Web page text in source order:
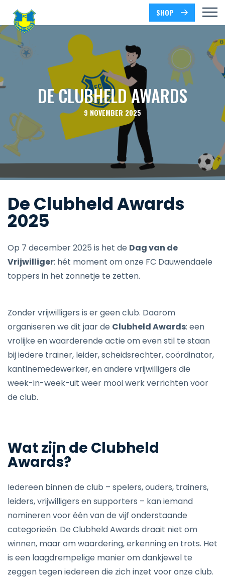
SHOP
DE CLUBHELD AWARDS
9 NOVEMBER 2025
De Clubheld Awards
2025
Op 7 december 2025 is het de Dag van de
Vrijwilliger: hét moment om onze FC Dauwendaele
toppers in het zonnetje te zetten.
Zonder vrijwilligers is er geen club. Daarom
organiseren we dit jaar de Clubheld Awards: een
vrolijke en waarderende actie om even stil te staan
bij iedere trainer, leider, scheidsrechter, coördinator,
kantinemedewerker, en andere vrijwilligers die
week-in-week-uit weer mooi werk verrichten voor
de club.
Wat zijn de Clubheld
Awards?
Iedereen binnen de club – spelers, ouders, trainers,
leiders, vrijwilligers en supporters – kan iemand
nomineren voor één van de vijf onderstaande
categorieën. De Clubheld Awards draait niet om
winnen, maar om waardering, erkenning en trots. Het
is een laagdrempelige manier om dankjewel te
zeggen tegen iedereen die zich inzet voor onze club.